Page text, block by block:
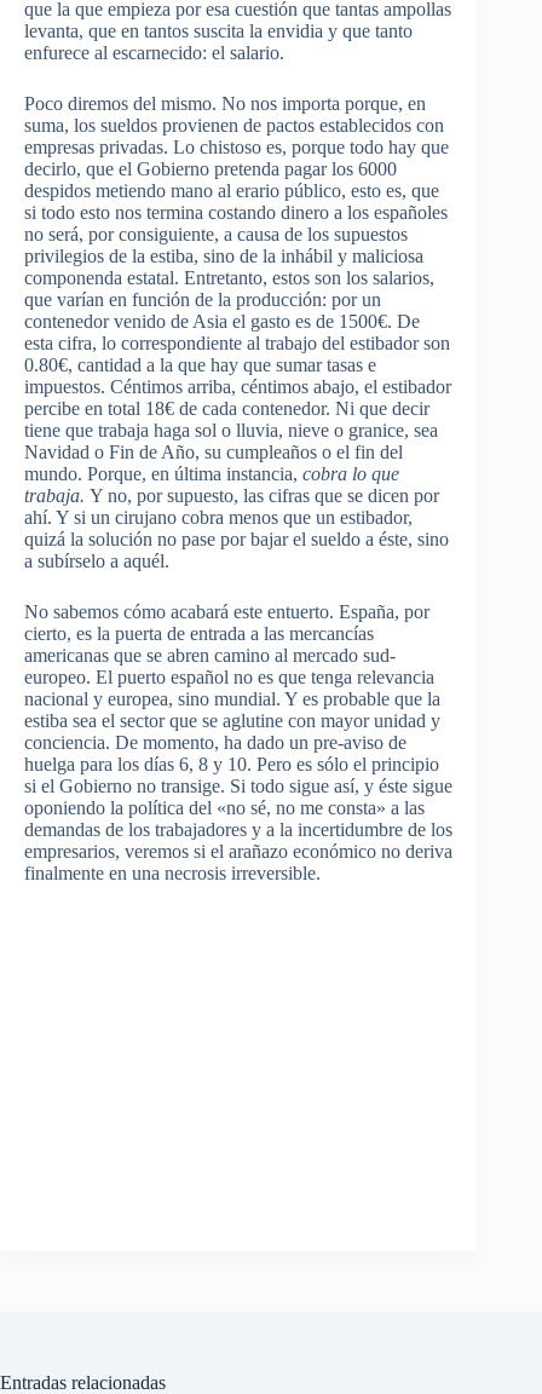
que la que empieza por esa cuestión que tantas ampollas
levanta, que en tantos suscita la envidia y que tanto
enfurece al escarnecido: el salario.
Poco diremos del mismo. No nos importa porque, en
suma, los sueldos provienen de pactos establecidos con
empresas privadas. Lo chistoso es, porque todo hay que
decirlo, que el Gobierno pretenda pagar los 6000
despidos metiendo mano al erario público, esto es, que
si todo esto nos termina costando dinero a los españoles
no será, por consiguiente, a causa de los supuestos
privilegios de la estiba, sino de la inhábil y maliciosa
componenda estatal. Entretanto, estos son los salarios,
que varían en función de la producción: por un
contenedor venido de Asia el gasto es de 1500€. De
esta cifra, lo correspondiente al trabajo del estibador son
0.80€, cantidad a la que hay que sumar tasas e
impuestos. Céntimos arriba, céntimos abajo, el estibador
percibe en total 18€ de cada contenedor. Ni que decir
tiene que trabaja haga sol o lluvia, nieve o granice, sea
Navidad o Fin de Año, su cumpleaños o el fin del
mundo. Porque, en última instancia, cobra lo que
trabaja. Y no, por supuesto, las cifras que se dicen por
ahí. Y si un cirujano cobra menos que un estibador,
quizá la solución no pase por bajar el sueldo a éste, sino
a subírselo a aquél.
No sabemos cómo acabará este entuerto. España, por
cierto, es la puerta de entrada a las mercancías
americanas que se abren camino al mercado sud-
europeo. El puerto español no es que tenga relevancia
nacional y europea, sino mundial. Y es probable que la
estiba sea el sector que se aglutine con mayor unidad y
conciencia. De momento, ha dado un pre-aviso de
huelga para los días 6, 8 y 10. Pero es sólo el principio
si el Gobierno no transige. Si todo sigue así, y éste sigue
oponiendo la política del «no sé, no me consta» a las
demandas de los trabajadores y a la incertidumbre de los
empresarios, veremos si el arañazo económico no deriva
finalmente en una necrosis irreversible.
Entradas relacionadas